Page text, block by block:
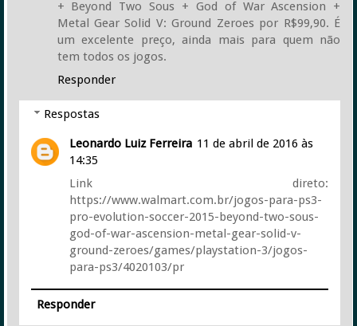
+ Beyond Two Sous + God of War Ascension +
Metal Gear Solid V: Ground Zeroes por R$99,90. É
um excelente preço, ainda mais para quem não
tem todos os jogos.
Responder
Respostas
Leonardo Luiz Ferreira 11 de abril de 2016 às
14:35
Link direto:
https://www.walmart.com.br/jogos-para-ps3-
pro-evolution-soccer-2015-beyond-two-sous-
god-of-war-ascension-metal-gear-solid-v-
ground-zeroes/games/playstation-3/jogos-
para-ps3/4020103/pr
Responder